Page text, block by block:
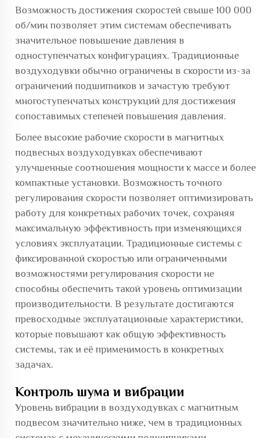
Возможность достижения скоростей свыше 100 000
об/мин позволяет этим системам обеспечивать
значительное повышение давления в
одноступенчатых конфигурациях. Традиционные
воздуходувки обычно ограничены в скорости из-за
ограничений подшипников и зачастую требуют
многоступенчатых конструкций для достижения
сопоставимых степеней повышения давления.
Более высокие рабочие скорости в магнитных
подвесных воздуходувках обеспечивают
улучшенные соотношения мощности к массе и более
компактные установки. Возможность точного
регулирования скорости позволяет оптимизировать
работу для конкретных рабочих точек, сохраняя
максимальную эффективность при изменяющихся
условиях эксплуатации. Традиционные системы с
фиксированной скоростью или ограниченными
возможностями регулирования скорости не
способны обеспечить такой уровень оптимизации
производительности. В результате достигаются
превосходные эксплуатационные характеристики,
которые повышают как общую эффективность
системы, так и её применимость в конкретных
задачах.
Контроль шума и вибрации
Уровень вибрации в воздуходувках с магнитным
подвесом значительно ниже, чем в традиционных